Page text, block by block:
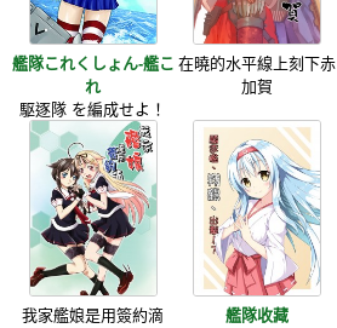
艦隊これくしょん-艦こ
れ
駆逐隊 を編成せよ！
在曉的水平線上刻下赤
加賀
我家艦娘是用簽約滴
艦隊收藏